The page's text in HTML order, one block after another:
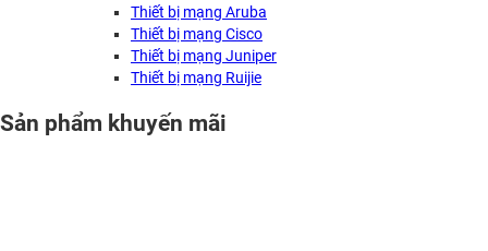
Thiết bị mạng Aruba
Thiết bị mạng Cisco
Thiết bị mạng Juniper
Thiết bị mạng Ruijie
Sản phẩm khuyến mãi